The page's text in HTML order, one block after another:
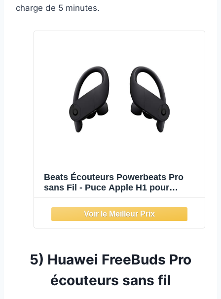
charge de 5 minutes.
Beats Écouteurs Powerbeats Pro
sans Fil - Puce Apple H1 pour
Classe 1, 9 Heures d'écoute,
écouteurs résistants à la
Transpiration - Noir (version
5) Huawei FreeBuds Pro
écouteurs sans fil